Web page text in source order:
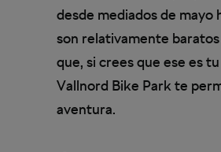
desde mediados de mayo
son relativamente baratos
que, si crees que ese es
Vallnord Bike Park te
aventura.